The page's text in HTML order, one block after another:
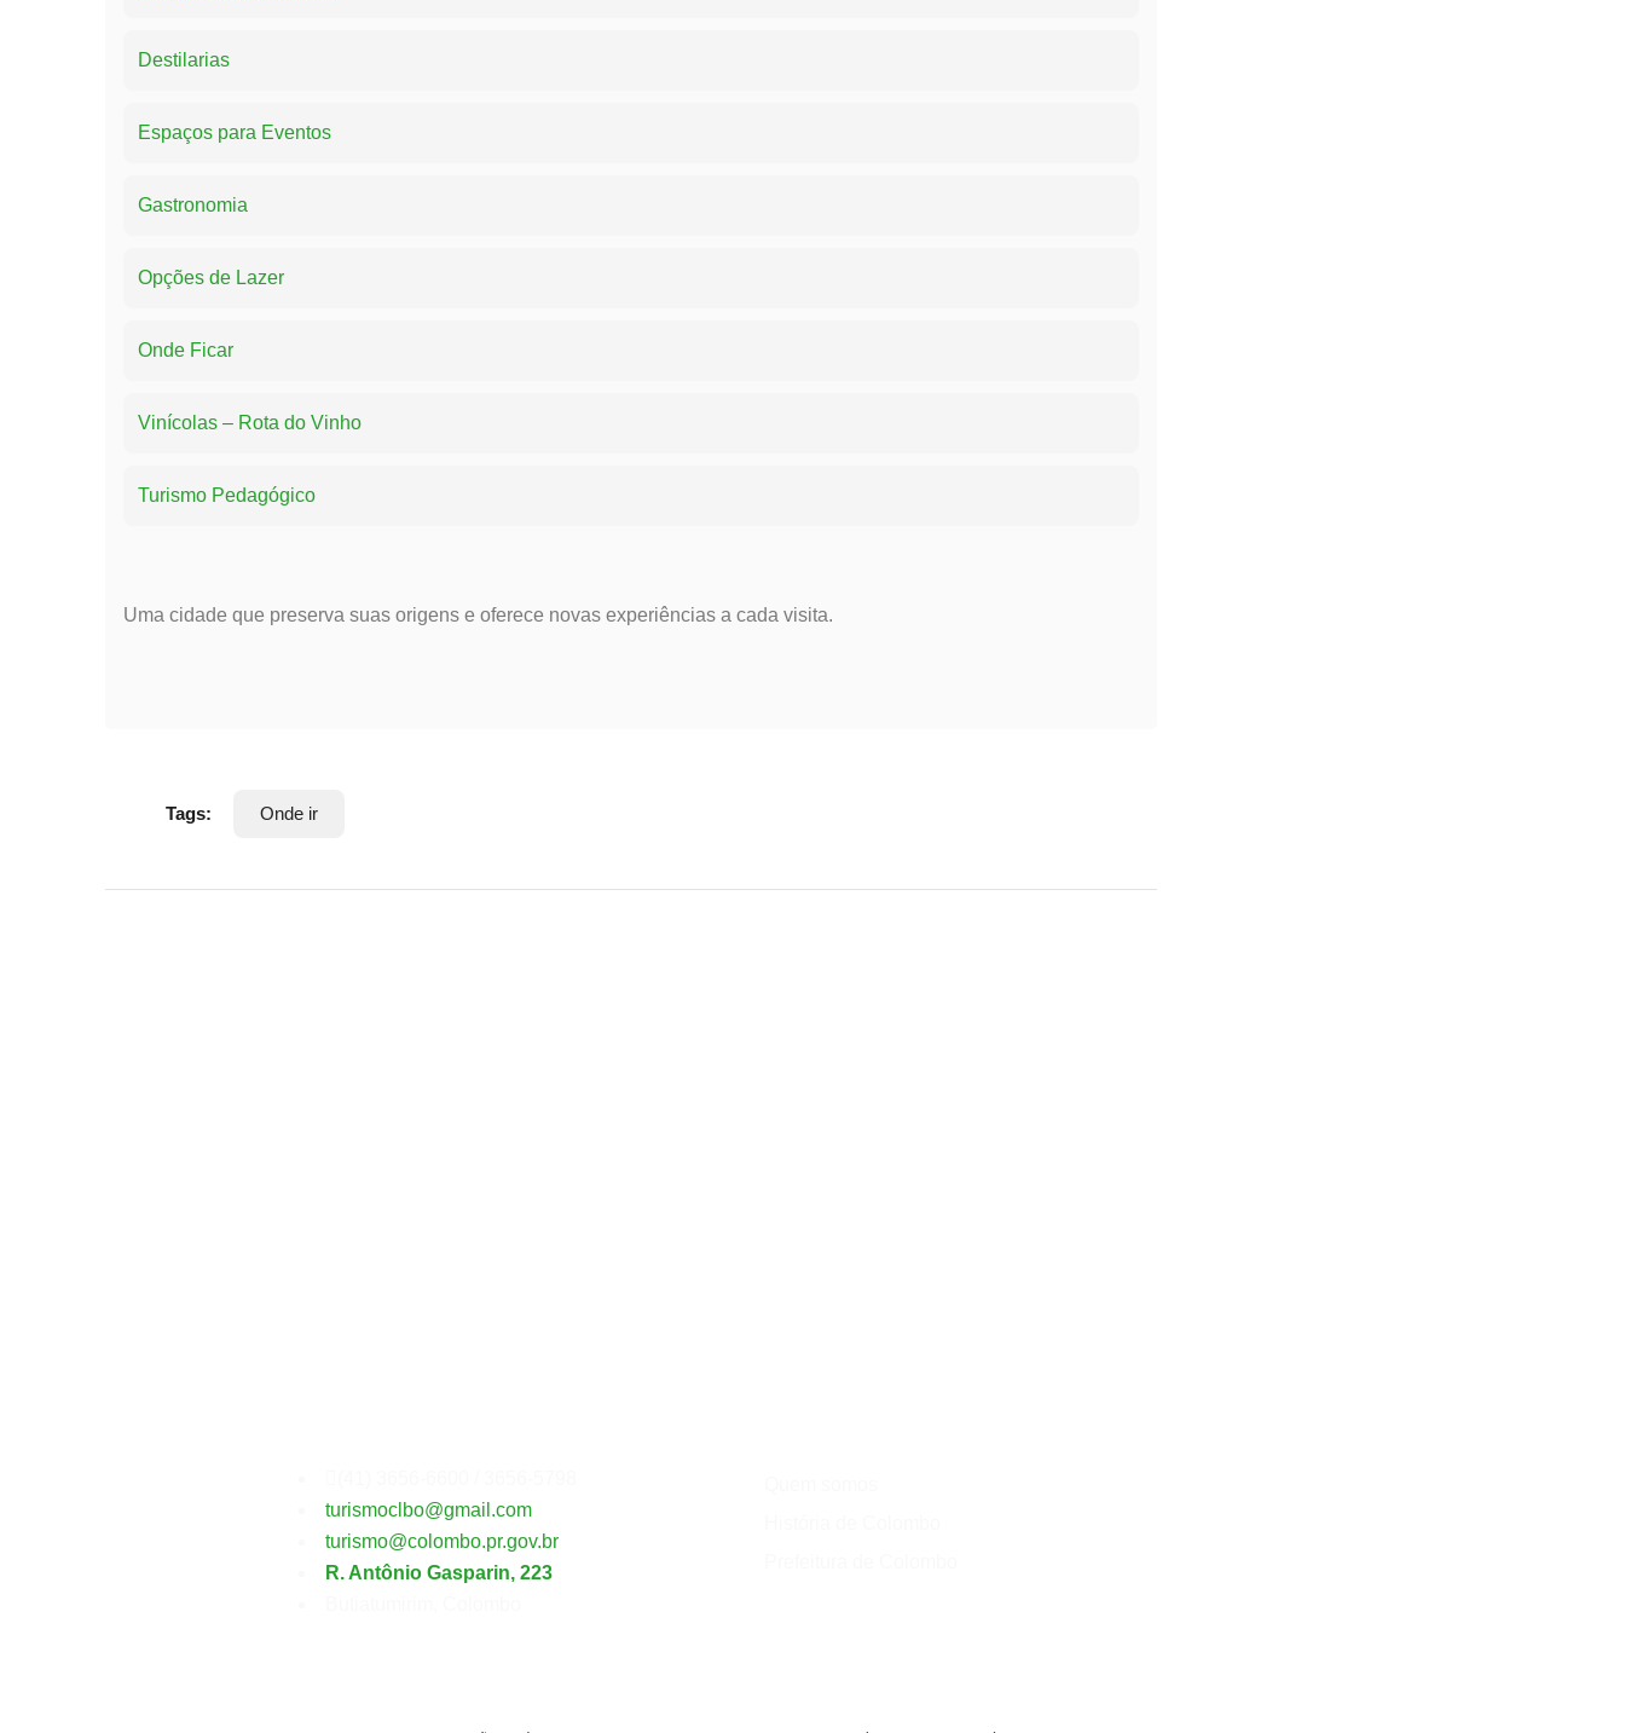
Destilarias
Espaços para Eventos
Gastronomia
Opções de Lazer
Onde Ficar
Vinícolas – Rota do Vinho
Turismo Pedagógico
Uma cidade que preserva suas origens e oferece novas experiências a cada visita.
Tags: Onde ir
turismoclbo@gmail.com
turismo@colombo.pr.gov.br
R. Antônio Gasparin, 223